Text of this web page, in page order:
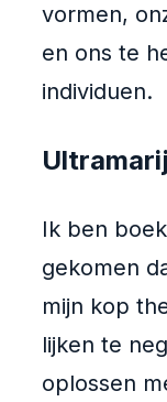
vormen,
en ons te
individuen.
Ik ben
gekomen
mijn kop
lijken te
oplossen